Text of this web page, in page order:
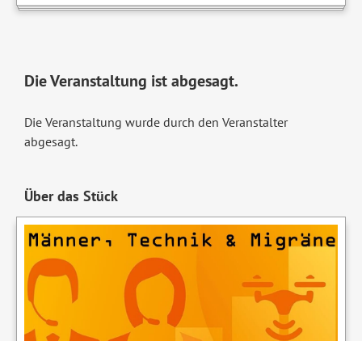
Die Veranstaltung ist abgesagt.
Die Veranstaltung wurde durch den Veranstalter
abgesagt.
Über das Stück